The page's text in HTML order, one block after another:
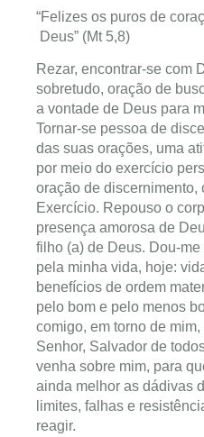
“Felizes os puros de
Deus” (Mt 5,8)
Rezar, encontrar-se com
sobretudo, oração de
a vontade de Deus para
Tornar-se pessoa de
das suas orações, uma
por meio do exercício
oração de discernimento,
Exercício. Repouso o
presença amorosa de
filho (a) de Deus. Dou-
pela minha vida, hoje:
benefícios de ordem
pelo bom e pelo menos
comigo, em torno de
Senhor, Salvador de
venha sobre mim, para
ainda melhor as dádivas
limites, falhas e
reagir.